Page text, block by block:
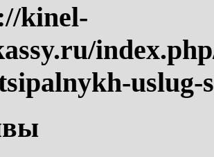
kinel-
uslug-